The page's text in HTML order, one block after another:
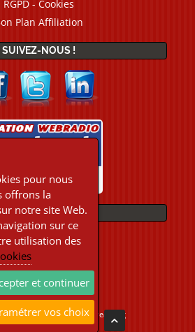
RGPD - Cookies
Plan Affiliation
SUIVEZ-NOUS !
PAIEMENTS
Location Webradio Streaming
Tous droits réservés
pour nous
offrons la
notre site Web.
sur ce
utilisation des
et continuer
vos choix